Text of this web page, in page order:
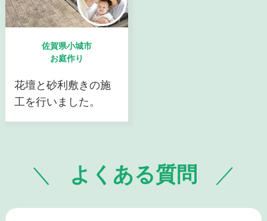
佐賀県小城市
お庭作り
花壇と砂利敷きの施
工を行いました。
よくある質問